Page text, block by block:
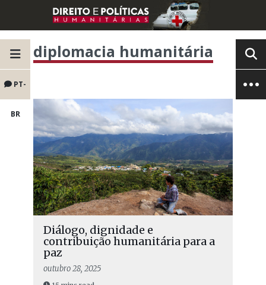
PT-
BR
diplomacia humanitária
Diálogo, dignidade e
contribuição humanitária para a
paz
outubro 28, 2025